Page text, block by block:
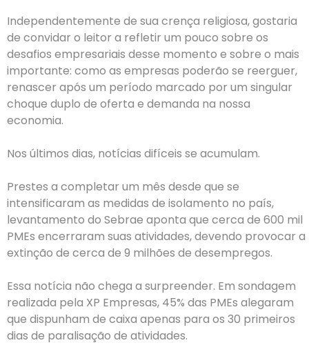
Independentemente de sua crença religiosa, gostaria
de convidar o leitor a refletir um pouco sobre os
desafios empresariais desse momento e sobre o mais
importante: como as empresas poderão se reerguer,
renascer após um período marcado por um singular
choque duplo de oferta e demanda na nossa
economia.
Nos últimos dias, notícias difíceis se acumulam.
Prestes a completar um mês desde que se
intensificaram as medidas de isolamento no país,
levantamento do Sebrae aponta que cerca de 600 mil
PMEs encerraram suas atividades, devendo provocar a
extinção de cerca de 9 milhões de desempregos.
Essa notícia não chega a surpreender. Em sondagem
realizada pela XP Empresas, 45% das PMEs alegaram
que dispunham de caixa apenas para os 30 primeiros
dias de paralisação de atividades.